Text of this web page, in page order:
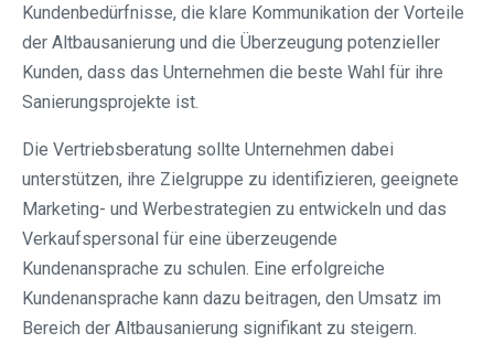
Kundenbedürfnisse, die klare Kommunikation der Vorteile
der Altbausanierung und die Überzeugung potenzieller
Kunden, dass das Unternehmen die beste Wahl für ihre
Sanierungsprojekte ist.
Die Vertriebsberatung sollte Unternehmen dabei
unterstützen, ihre Zielgruppe zu identifizieren, geeignete
Marketing- und Werbestrategien zu entwickeln und das
Verkaufspersonal für eine überzeugende
Kundenansprache zu schulen. Eine erfolgreiche
Kundenansprache kann dazu beitragen, den Umsatz im
Bereich der Altbausanierung signifikant zu steigern.